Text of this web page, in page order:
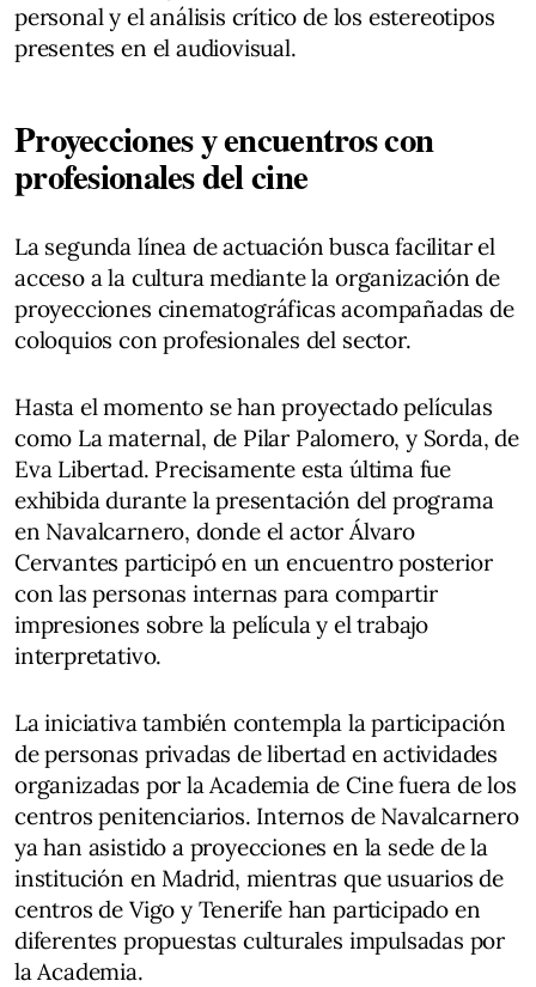
personal y el análisis crítico de los estereotipos
presentes en el audiovisual.
Proyecciones y encuentros con
profesionales del cine
La segunda línea de actuación busca facilitar el
acceso a la cultura mediante la organización de
proyecciones cinematográficas acompañadas de
coloquios con profesionales del sector.
Hasta el momento se han proyectado películas
como La maternal, de Pilar Palomero, y Sorda, de
Eva Libertad. Precisamente esta última fue
exhibida durante la presentación del programa
en Navalcarnero, donde el actor Álvaro
Cervantes participó en un encuentro posterior
con las personas internas para compartir
impresiones sobre la película y el trabajo
interpretativo.
La iniciativa también contempla la participación
de personas privadas de libertad en actividades
organizadas por la Academia de Cine fuera de los
centros penitenciarios. Internos de Navalcarnero
ya han asistido a proyecciones en la sede de la
institución en Madrid, mientras que usuarios de
centros de Vigo y Tenerife han participado en
diferentes propuestas culturales impulsadas por
la Academia.